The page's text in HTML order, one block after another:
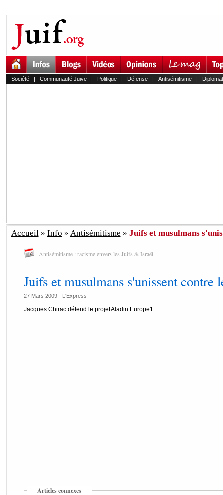
Société| Communauté Juive| Politique| Défense| Antisémitisme|
Accueil» Info » Antisémitisme » Juifs et musulmans
Antisémitisme : racisme envers les Juifs & Israël
Juifs et musulmans s'unissent contre
27 Mars 2009 - L'Express
Jacques Chirac défend le projet Aladin Europe1
Articles connexes